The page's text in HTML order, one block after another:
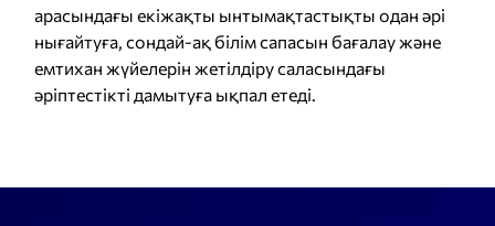
арасындағы екіжақты ынтымақтастықты одан әрі
нығайтуға, сондай-ақ білім сапасын бағалау және
емтихан жүйелерін жетілдіру саласындағы
әріптестікті дамытуға ықпал етеді.